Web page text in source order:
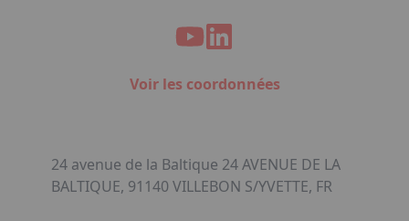
Voir les coordonnées
24 avenue de la Baltique 24 AVENUE DE LA
BALTIQUE, 91140 VILLEBON S/YVETTE, FR